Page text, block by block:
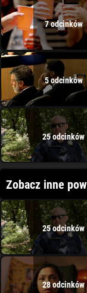
7 odcinków
5 odcinków
25 odcinków
Zobacz inne
25 odcinków
28 odcinków